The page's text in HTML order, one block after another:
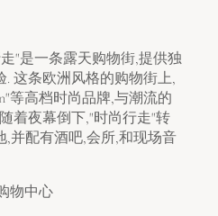
"是一条露天购物街,提供独
这条欧洲风格的购物街上,
等高档时尚品牌,与潮流的
着夜幕倒下,"时尚行走"转
并配有酒吧,会所,和现场音
物中心